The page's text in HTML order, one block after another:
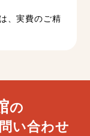
、実費のご精
の
い合わせ